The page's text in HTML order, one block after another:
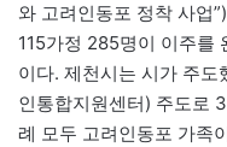
와 고려인동포 정착 사업
115가정 285명이 이주를
이다. 제천시는 시가 주도
인통합지원센터) 주도로
례 모두 고려인동포 가족